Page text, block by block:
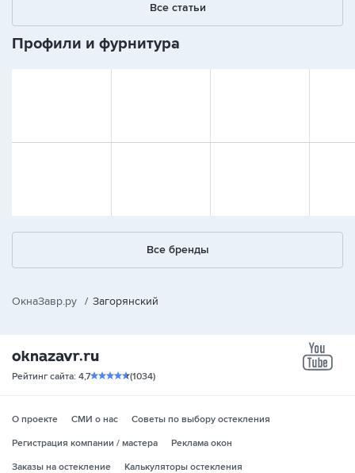
Все статьи
Профили и фурнитура
Все бренды
ОкнаЗавр.ру / Загорянский
Рейтинг сайта: 4,7 (1034)
О проекте СМИ о нас
Советы по выбору остекления
Регистрация компании / мастера
Реклама окон
Заказы на остекление
Калькуляторы остекления